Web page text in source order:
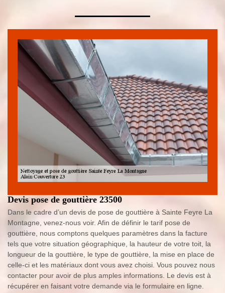
Devis pose de gouttière 23500
Dans le cadre d’un devis de pose de gouttière à Sainte Feyre La
Montagne, venez-nous voir. Afin de définir le tarif pose de
gouttière, nous comptons quelques paramètres dans la facture
tels que votre situation géographique, la hauteur de votre toit, la
longueur de la gouttière, le type de gouttière, la mise en place de
celle-ci et les matériaux dont vous avez choisi. Vous pouvez nous
contacter pour avoir de plus amples informations. Le devis est à
récupérer en faisant votre demande via le formulaire en ligne.